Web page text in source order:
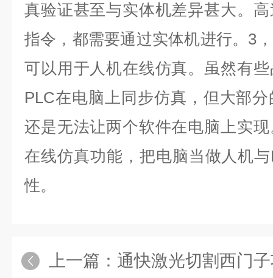
真验证甚至与实体机差异甚大。
指令，都需要通过实体机进行。3
可以用于人机在线仿真。虽然有
PLC在电脑上同步仿真，但大部
还是无法让两个软件在电脑上实
在线仿真功能，把电脑当做人机
性。
上一篇： 通快激光切割西门子